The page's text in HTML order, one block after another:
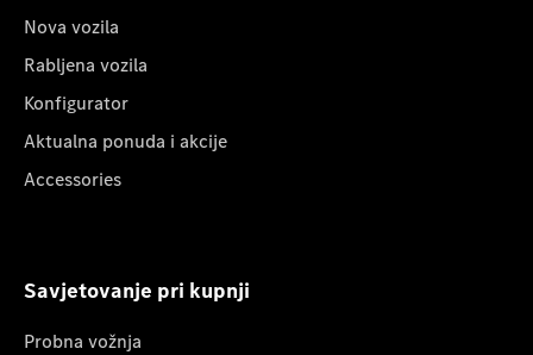
Nova vozila
Rabljena vozila
Konfigurator
Aktualna ponuda i akcije
Accessories
Savjetovanje pri kupnji
Probna vožnja